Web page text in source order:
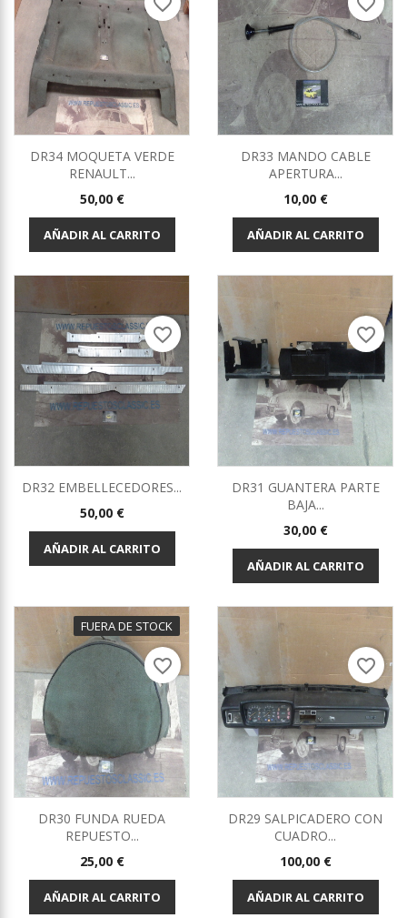
DR34 MOQUETA VERDE
RENAULT...
Precio
50,00 €
AÑADIR AL CARRITO
DR33 MANDO CABLE
APERTURA...
Precio
10,00 €
AÑADIR AL CARRITO
DR32 EMBELLECEDORES...
Precio
50,00 €
AÑADIR AL CARRITO
favorite_border
DR31 GUANTERA PARTE
BAJA...
Precio
30,00 €
AÑADIR AL CARRITO
favorite_border
FUERA DE STOCK
DR30 FUNDA RUEDA
REPUESTO...
Precio
25,00 €
AÑADIR AL CARRITO
favorite_border
DR29 SALPICADERO CON
CUADRO...
Precio
100,00 €
AÑADIR AL CARRITO
favorite_border